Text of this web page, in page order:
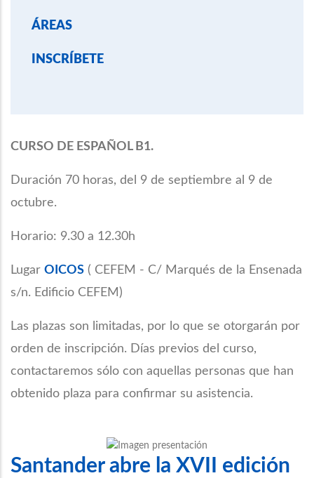
ÁREAS
INSCRÍBETE
CURSO DE ESPAÑOL B1.
Duración 70 horas, del 9 de septiembre al 9 de
octubre.
Horario: 9.30 a 12.30h
Lugar OICOS ( CEFEM - C/ Marqués de la Ensenada
s/n. Edificio CEFEM)
Las plazas son limitadas, por lo que se otorgarán por
orden de inscripción. Días previos del curso,
contactaremos sólo con aquellas personas que han
obtenido plaza para confirmar su asistencia.
Santander abre la XVII edición